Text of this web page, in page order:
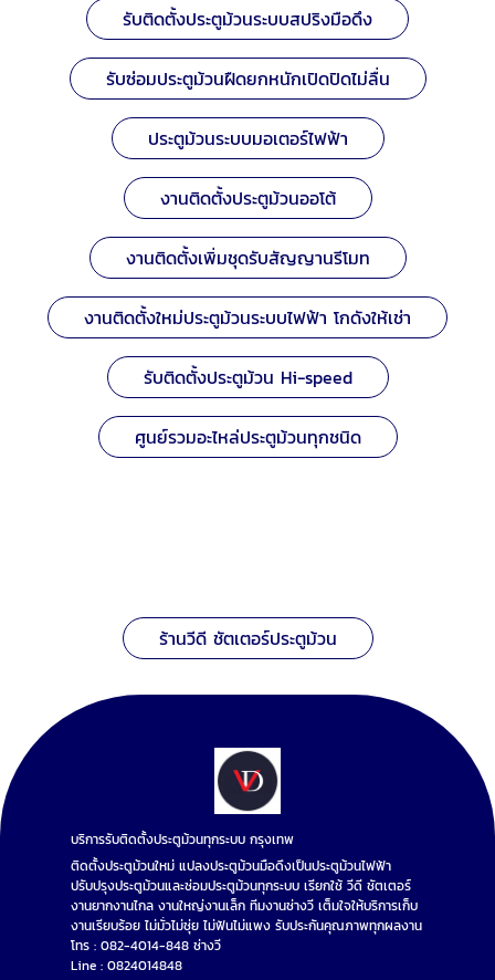
มาตรฐาน เพื่อให้มั่นใจในความทนทานและ
ประสิทธิภาพการใช้งานที่ยาวนาน ไม่ว่าจะเป็น
มอเตอร์, ชุดควบคุม, รีโมท, ใบประตู หรือชิ้นส่วน
อื่นๆ ครบวงจรสำหรับประตูม้วนทุกชนิด: ไม่ว่าคุณ
จะใช้ประตูม้วนไฟฟ้า ประตูม้วนอัตโนมัติ หรือประตู
ม้วนมือดึง เรามีอะไหล่รองรับทุกประเภท เพื่อให้คุณ
สามารถค้นหาสิ่งที่ต้องการได้อย่างง่ายดาย มี
สินค้าพร้อมส่ง: เรามีสต็อก อะไหล่ประตูม้วน
จำนวนมาก พร้อมจัดส่งให้คุณได้อย่างรวดเร็ว เพื่อ
ให้การซ่อมแซมของคุณไม่สะดุด คำแนะนำจากผู้
เชี่ยวชาญ: หากคุณไม่แน่ใจว่าควรเลือกใช้อะไหล่ชิ้น
ใด หรือต้องการคำแนะนำในการติดตั้ง ทีมงานของ
เราพร้อมให้คำปรึกษาด้วยความรู้และประสบการณ์
เพื่อให้คุณได้รับอะไหล่ที่ถูกต้องและเหมาะสมกับการ
ใช้งานที่สุด บริการติดตั้งโดยช่างมืออาชีพ:
นอกจากจำหน่ายอะไหล่แล้ว เรายังมีบริการติดตั้ง
และเปลี่ยนอะไหล่โดยทีมช่างผู้เชี่ยวชาญ รับรองผล
อะไหล่ประตูม้วนหลักที่เรามีจำหน่าย เรามี อะไหล่
ประตูม้วน หลากหลายประเภทเพื่อรองรับทุกปัญหา
ประตูเป็นไปอย่างสะดวกสบาย ใบประตูม้วน: มีให้
เลือกทั้งแบบทึบ, แบบโปร่งครึ่ง/ทึบครึ่ง และแบบ
โปร่งเต็ม รวมถึงวัสดุที่หลากหลาย เพื่อให้ตรงกับ
แกนหมุนสำคัญที่ช่วยในการม้วนเก็บและคลี่ใบประตู
สปริงประตูม้วน: อะไหล่สำคัญสำหรับประตูม้วนมือ
ดึง ช่วยผ่อนแรงและทำให้การเปิด-ปิดราบรื่น ราง
ประตูม้วน: ช่วยควบคุมทิศทางการเคลื่อนที่ของใบ
ประตู ให้การเปิด-ปิดเป็นเส้นตรง ชุดลูกปืนและบูช:
เพื่อการหมุนที่ลื่นไหลของชิ้นส่วนต่างๆ อะไหล่อื่นๆ:
เช่น กล่องคอลโทรล, เซ็นเซอร์กันหนีบ, กุญแจ
สำรอง, แผงวงจร, และอุปกรณ์เสริมต่างๆ ติดต่อ
วีดี ชัตเตอร์ สำหรับอะไหล่ประตูม้วนที่คุณต้องการ
ไม่ว่าประตูม้วนของคุณจะมีปัญหาในส่วนใด หรือ
คุณกำลังมองหา อะไหล่ประตูม้วน ชิ้นไหนอยู่ ลอง
ให้ วีดี ชัตเตอร์ เป็นตัวเลือกอันดับแรกของคุณ เรา
รับติดตั้งประตูม้วนระบบสปริงมือดึง
รับซ่อมประตูม้วนฝืดยกหนักเปิดปิดไม่ลื่น
ประตูม้วนระบบมอเตอร์ไฟฟ้า
งานติดตั้งประตูม้วนออโต้
งานติดตั้งเพิ่มชุดรับสัญญานรีโมท
งานติดตั้งใหม่ประตูม้วนระบบไฟฟ้า โกดังให้เช่า
รับติดตั้งประตูม้วน Hi-speed
ศูนย์รวมอะไหล่ประตูม้วนทุกชนิด
ร้านวีดี ชัตเตอร์ประตูม้วน
บริการรับติดตั้งประตูม้วนทุกระบบ กรุงเทพ
ติดตั้งประตูม้วนใหม่ แปลงประตูม้วนมือดึงเป็นประตูม้วนไฟฟ้า
ปรับปรุงประตูม้วนและซ่อมประตูม้วนทุกระบบ เรียกใช้ วีดี ชัตเตอร์
งานยากงานไกล งานใหญ่งานเล็ก ทีมงานช่างวี เต็มใจให้บริการเก็บ
งานเรียบร้อย ไม่มั่วไม่ชุ่ย ไม่ฟันไม่แพง รับประกันคุณภาพทุกผลงาน
โทร : 082-4014-848 ช่างวี
Line : 0824014848